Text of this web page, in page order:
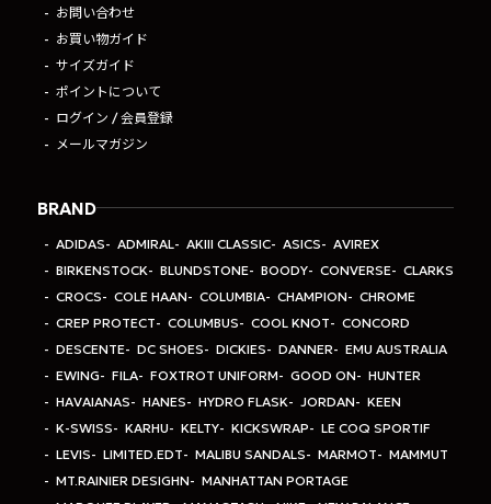
お問い合わせ
お買い物ガイド
サイズガイド
ポイントについて
ログイン / 会員登録
メールマガジン
BRAND
ADIDAS ADMIRAL AKIII CLASSIC ASICS
AVIREX
BIRKENSTOCK
BLUNDSTONE BOODY CONVERSE
CLARKS
CROCS
COLE HAAN COLUMBIA CHAMPION
CHROME
CREP PROTECT
COLUMBUS COOL KNOT
CONCORD
DESCENTE
DC SHOES DICKIES DANNER
EMU AUSTRALIA
EWING
FILA FOXTROT UNIFORM GOOD ON
HUNTER
HAVAIANAS
HANES HYDRO FLASK JORDAN
KEEN
K-SWISS
KARHU KELTY KICKSWRAP
LE COQ SPORTIF
LEVIS
LIMITED.EDT MALIBU SANDALS MARMOT
MAMMUT
MT.RAINIER DESIGHN
MANHATTAN PORTAGE